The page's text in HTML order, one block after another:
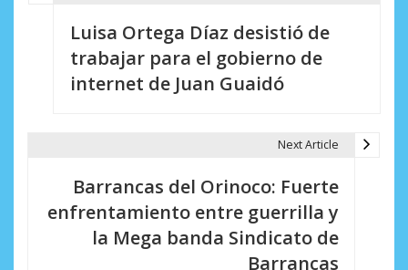
Luisa Ortega Díaz desistió de
trabajar para el gobierno de
internet de Juan Guaidó
Next Article
Barrancas del Orinoco: Fuerte
enfrentamiento entre guerrilla y
la Mega banda Sindicato de
Barrancas